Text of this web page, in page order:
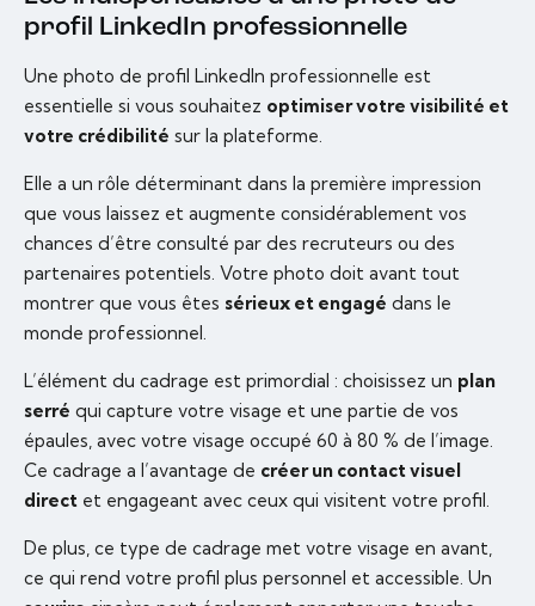
profil LinkedIn professionnelle
Une photo de profil LinkedIn professionnelle est
essentielle si vous souhaitez optimiser votre visibilité et
votre crédibilité sur la plateforme.
Elle a un rôle déterminant dans la première impression
que vous laissez et augmente considérablement vos
chances d’être consulté par des recruteurs ou des
partenaires potentiels. Votre photo doit avant tout
montrer que vous êtes sérieux et engagé dans le
monde professionnel.
L’élément du cadrage est primordial : choisissez un plan
serré qui capture votre visage et une partie de vos
épaules, avec votre visage occupé 60 à 80 % de l’image.
Ce cadrage a l’avantage de créer un contact visuel
direct et engageant avec ceux qui visitent votre profil.
De plus, ce type de cadrage met votre visage en avant,
ce qui rend votre profil plus personnel et accessible. Un